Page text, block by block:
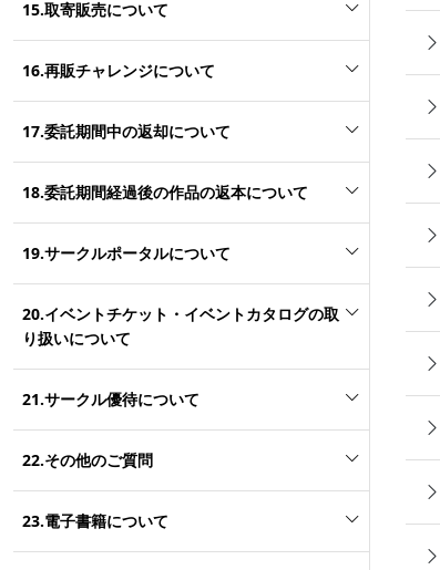
15.取寄販売について
16.再販チャレンジについて
17.委託期間中の返却について
18.委託期間経過後の作品の返本について
19.サークルポータルについて
20.イベントチケット・イベントカタログの取
り扱いについて
21.サークル優待について
22.その他のご質問
23.電子書籍について